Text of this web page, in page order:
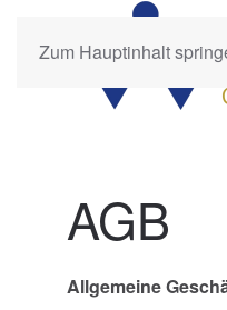
Zum Hauptinhalt
AGB
Allgemeine